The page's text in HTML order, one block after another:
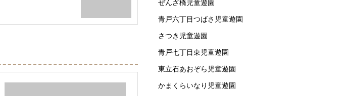
ぜんざ橋児童遊園
青戸六丁目つばさ児童遊園
さつき児童遊園
青戸七丁目東児童遊園
東立石あおぞら児童遊園
かまくらいなり児童遊園